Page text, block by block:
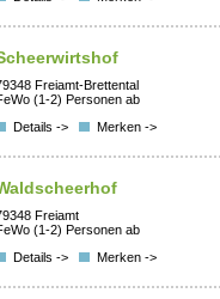
Freiamt-Brettental
(1-2) Personen ab
Details ->
Merken ->
Freiamt
(1-2) Personen ab
Details ->
Merken ->